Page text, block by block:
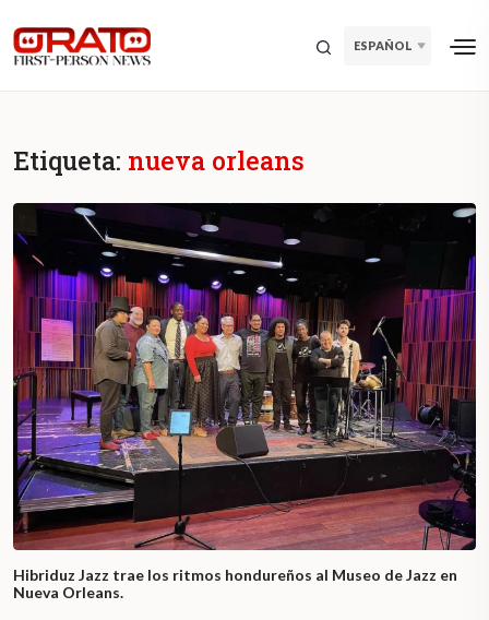
ESPAÑOL
Etiqueta: nueva orleans
Hibriduz Jazz trae los ritmos hondureños al Museo de Jazz en
Nueva Orleans.